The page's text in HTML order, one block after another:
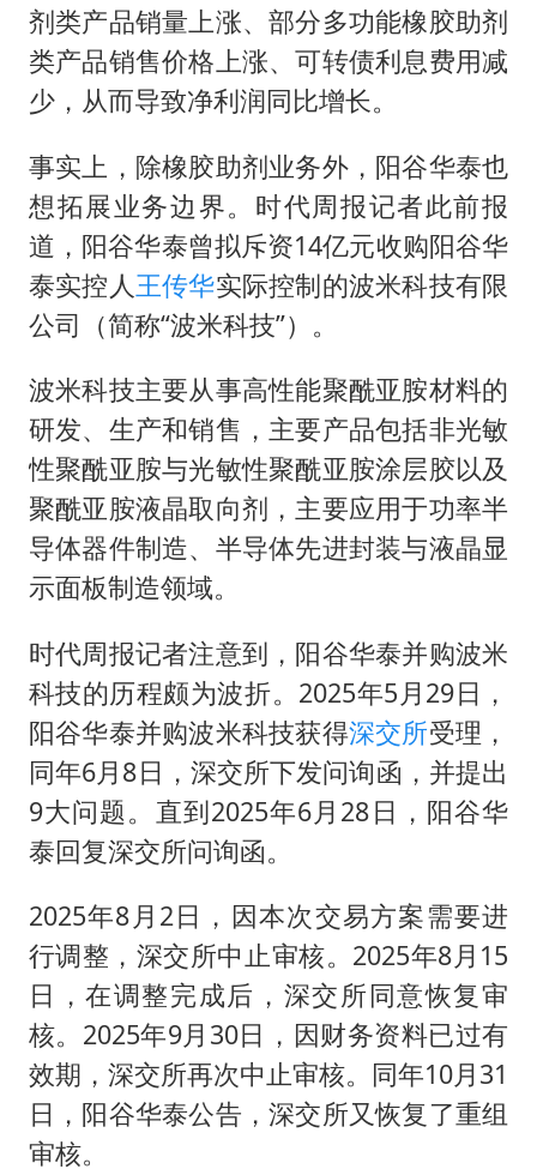
剂类产品销量上涨、部分多功能橡胶助剂
类产品销售价格上涨、可转债利息费用减
少，从而导致净利润同比增长。
事实上，除橡胶助剂业务外，阳谷华泰也
想拓展业务边界。时代周报记者此前报
道，阳谷华泰曾拟斥资14亿元收购阳谷华
泰实控人 王传华实际控制的波米科技有限
公司（简称“波米科技”）。
波米科技主要从事高性能聚酰亚胺材料的
研发、生产和销售，主要产品包括非光敏
性聚酰亚胺与光敏性聚酰亚胺涂层胶以及
聚酰亚胺液晶取向剂，主要应用于功率半
导体器件制造、半导体先进封装与液晶显
示面板制造领域。
时代周报记者注意到，阳谷华泰并购波米
科技的历程颇为波折。2025年5月29日，
阳谷华泰并购波米科技获得深交所受理，
同年6月8日，深交所下发问询函，并提出
9大问题。直到2025年6月28日，阳谷华
泰回复深交所问询函。
2025年8月2日，因本次交易方案需要进
行调整，深交所中止审核。2025年8月15
日，在调整完成后，深交所同意恢复审
核。2025年9月30日，因财务资料已过有
效期，深交所再次中止审核。同年10月31
日，阳谷华泰公告，深交所又恢复了重组
审核。